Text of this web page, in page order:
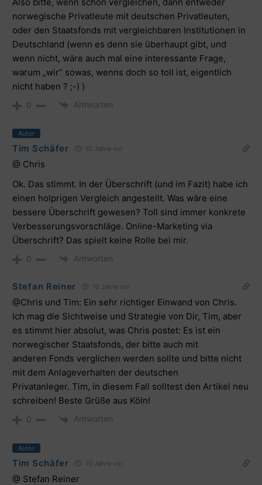
norwegische Privatleute mit deutschen Privatleuten,
oder den Staatsfonds mit vergleichbaren Institutionen in
Deutschland (wenn es denn sie überhaupt gibt, und
wenn nicht, wäre auch mal eine interessante Frage,
warum „wir“ sowas, wenns doch so toll ist, eigentlich
nicht haben ? ;-) )
0 Antworten
Autor
Tim Schäfer 10 Jahre vor
@ Chris
Ok. Das stimmt. In der Überschrift (und im Fazit) habe ich
einen holprigen Vergleich angestellt. Was wäre eine
bessere Überschrift gewesen? Toll sind immer konkrete
Verbesserungsvorschläge. Online-Marketing via
Überschrift? Das spielt keine Rolle bei mir.
0 Antworten
Stefan Reiner 10 Jahre vor
@Chris und Tim: Ein sehr richtiger Einwand von Chris.
Ich mag die Sichtweise und Strategie von Dir, Tim, aber
es stimmt hier absolut, was Chris postet: Es ist ein
norwegischer Staatsfonds, der bitte auch mit
anderen Fonds verglichen werden sollte und bitte nicht
mit dem Anlageverhalten der deutschen
Privatanleger. Tim, in diesem Fall solltest den Artikel neu
schreiben! Beste Grüße aus Köln!
0 Antworten
Autor
Tim Schäfer 10 Jahre vor
@ Stefan Reiner